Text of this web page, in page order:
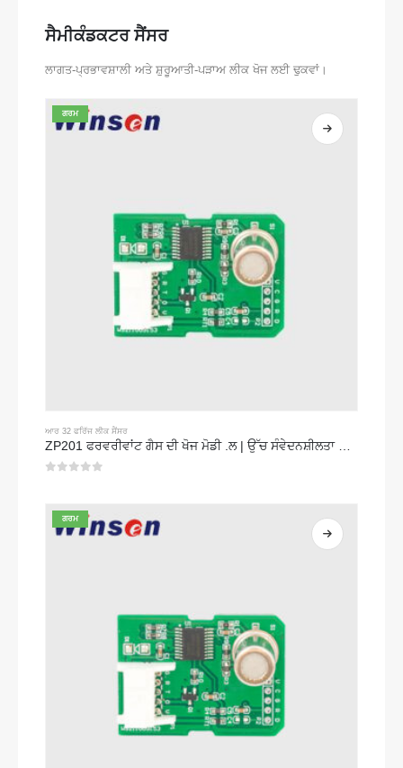
ਸੈਮੀਕੰਡਕਟਰ ਸੈਂਸਰ
ਲਾਗਤ-ਪ੍ਰਭਾਵਸ਼ਾਲੀ ਅਤੇ ਸ਼ੁਰੂਆਤੀ-ਪੜਾਅ ਲੀਕ ਖੋਜ ਲਈ ਢੁਕਵਾਂ।
ਗਰਮ
ਆਰ 32 ਫਰਿੱਜ ਲੀਕ ਸੈਂਸਰ
ਗਰਮ